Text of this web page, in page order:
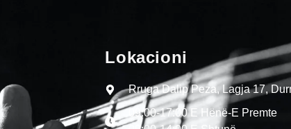
Lokacioni
Rruga Dalip Peza, Lagja 17,
09:00-17:00 E Hënë-E Premte